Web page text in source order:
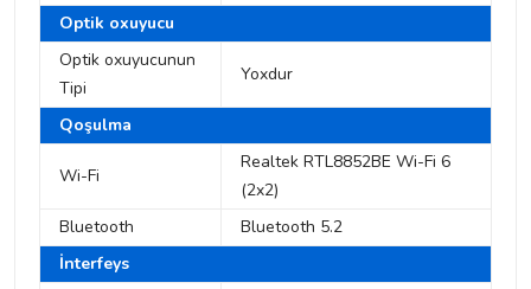
Optik oxuyucu
Optik oxuyucunun
Tipi
Yoxdur
Qoşulma
Wi-Fi
Realtek RTL8852BE Wi-Fi 6
(2x2)
Bluetooth
Bluetooth 5.2
İnterfeys